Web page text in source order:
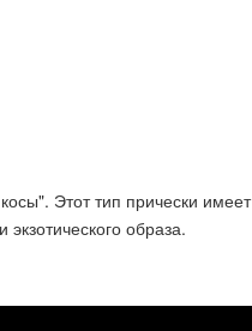
Этот тип прически имеет
образа.